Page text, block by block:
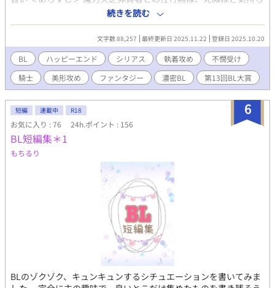
がいい。そんな噂が流れている「魔力欠乏体質」であるリュカ
は、父の命令で第二王子を誘惑するために見習い騎士として騎士
団に入る。 見習い騎士には、側仕えとして先輩騎士と宿舎で同室
となり、身の回りの世話をするという規則があり、リュカは隊長
を務めるアレックスの側仕えとなった。 いつも不機嫌そうな態度
とちぐはぐなアレックスのやさしさに触れていくにつれて、アレ
ックスに惹かれていくリュカ。 ある日、リュカの前に第二王子の
ウィルフリッドが現れ、衝撃の事実を告げてきて……。 親のいい
なりで生きてきた不憫な青年が、恋をして、しあわせをもらう物
語。 ※性描写が多めの作品になっていますのでご注意ください。
└性描写が含まれる話のサブタイトルには※をつけています。 ※
表紙は「かんたん表紙メーカー」さまで作成しました。
続きを読む
文字数 88,257 最終更新日 2025.11.22 登録日 2025.10.20
BL ハッピーエンド シリアス 執着攻め
不憫受け
騎士
美形攻め ファンタジー 濃密BL 第13回BL大賞
6
短編 連載中 R18
お気に入り : 76 24h.ポイント : 156
BL短編集＊1
もちるり
BLのゾクゾク、キュンキュンするシチュエーションを書いてみま